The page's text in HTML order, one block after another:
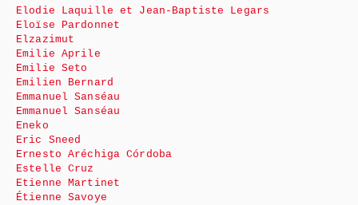
Elodie Laquille et Jean-Baptiste Legars
Eloïse Pardonnet
Elzazimut
Emilie Aprile
Emilie Seto
Emilien Bernard
Emmanuel Sanséau
Emmanuel Sanséau
Eneko
Eric Sneed
Ernesto Aréchiga Córdoba
Estelle Cruz
Etienne Martinet
Étienne Savoye